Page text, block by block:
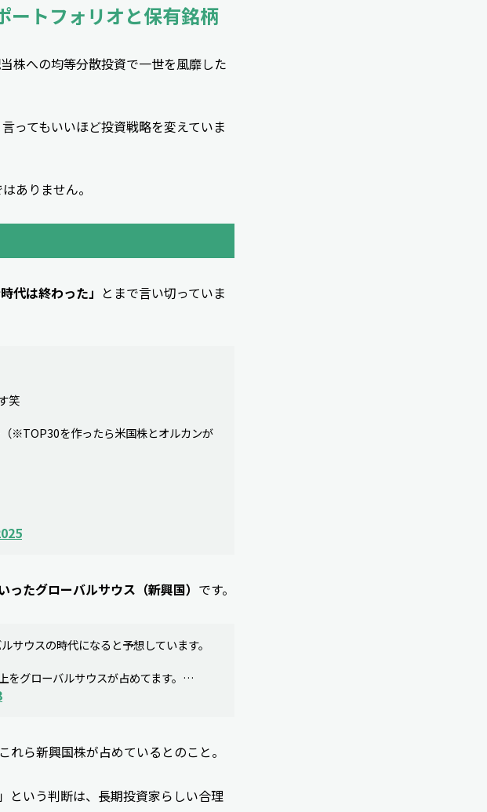
ートフォリオと保有銘柄
株への均等分散投資で一世を風靡した
ってもいいほど投資戦略を変えていま
ありません。
代は終わった」 とまで言い切っていま
笑
※TOP30を作ったら米国株とオルカンが
ったグローバルサウス（新興国） です。
サウスの時代になると予想しています。
をグローバルサウスが占めてます。…
ら新興国株が占めているとのこと。
という判断は、長期投資家らしい合理